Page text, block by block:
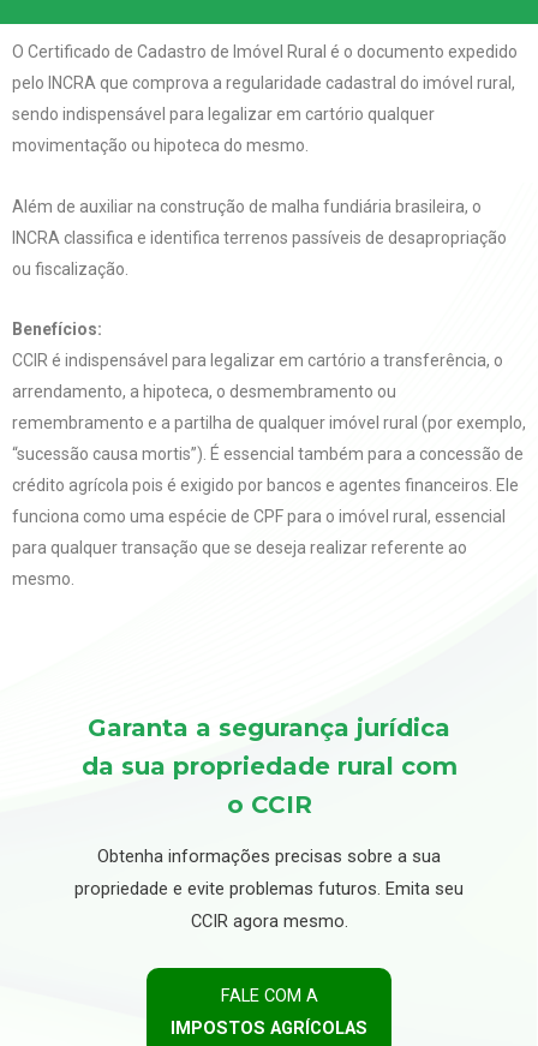
O Certificado de Cadastro de Imóvel Rural é o documento expedido
pelo INCRA que comprova a regularidade cadastral do imóvel rural,
sendo indispensável para legalizar em cartório qualquer
movimentação ou hipoteca do mesmo.
Além de auxiliar na construção de malha fundiária brasileira, o
INCRA classifica e identifica terrenos passíveis de desapropriação
ou fiscalização.
Benefícios:
CCIR é indispensável para legalizar em cartório a transferência, o
arrendamento, a hipoteca, o desmembramento ou
remembramento e a partilha de qualquer imóvel rural (por exemplo,
“sucessão causa mortis”). É essencial também para a concessão de
crédito agrícola pois é exigido por bancos e agentes financeiros. Ele
funciona como uma espécie de CPF para o imóvel rural, essencial
para qualquer transação que se deseja realizar referente ao
mesmo.
Garanta a segurança jurídica
da sua propriedade rural com
o CCIR
Obtenha informações precisas sobre a sua
propriedade e evite problemas futuros. Emita seu
CCIR agora mesmo.
FALE COM A
IMPOSTOS AGRÍCOLAS